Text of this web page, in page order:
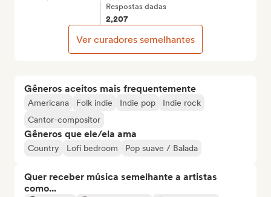
Gêneros aceitos mais frequentemente
Americana Folk indie Indie pop
Indie rock
Cantor-compositor
Gêneros que ele/ela ama
Country Lofi bedroom Pop suave / Balada
Quer receber música semelhante a artistas
como...
Respostas dadas
2,207
Ver curadores semelhantes